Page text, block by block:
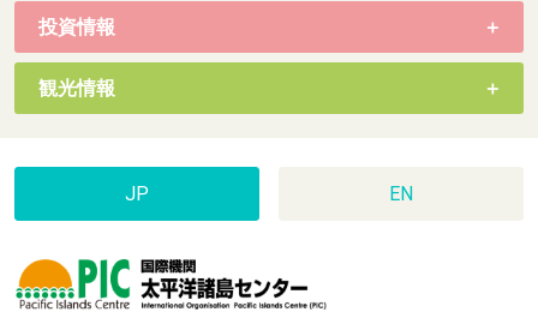
投資情報
観光情報
JP EN